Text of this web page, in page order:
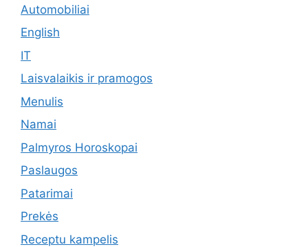
Automobiliai
English
IT
Laisvalaikis ir pramogos
Menulis
Namai
Palmyros Horoskopai
Paslaugos
Patarimai
Prekės
Receptu kampelis